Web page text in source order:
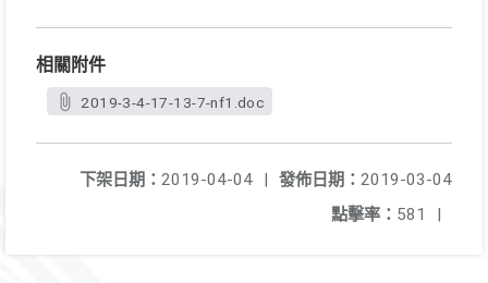
相關附件
2019-3-4-17-13-7-nf1.doc
發佈日期： 2019-03-04
下架日期： 2019-04-04
|
點擊率： 581 |